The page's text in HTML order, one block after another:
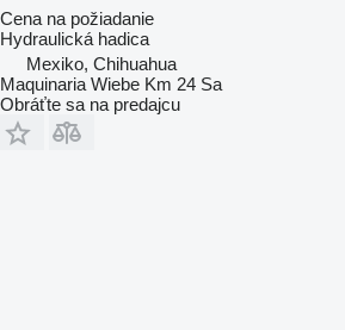
Cena na požiadanie
Hydraulická hadica
Mexiko, Chihuahua
Maquinaria Wiebe Km 24 Sa
Obráťte sa na predajcu